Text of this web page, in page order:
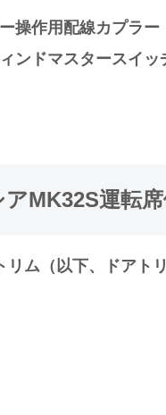
操作用配線カプラー
ンドマスタースイッ
アMK32S運転
リム（以下、ドアト